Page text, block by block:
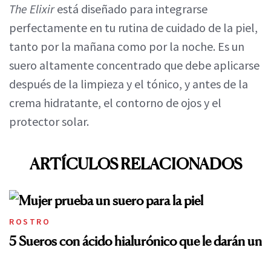
The Elixirestá diseñado para integrarse
perfectamente en tu rutina de cuidado de la piel,
tanto por la mañana como por la noche. Es un
suero altamente concentrado que debe aplicarse
después de la limpieza y el tónico, y antes de la
crema hidratante, el contorno de ojos y el
protector solar.
ARTÍCULOS RELACIONADOS
ROSTRO
5 Sueros con ácido hialurónico que le darán un